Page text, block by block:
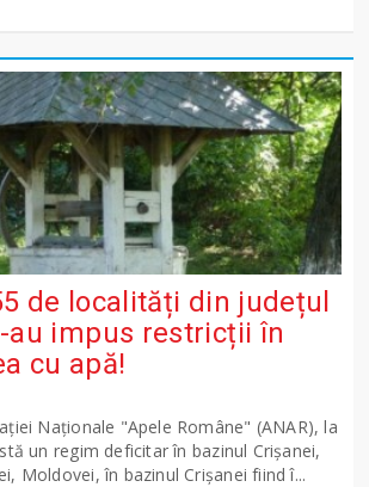
de localități din județul
au impus restricții în
cu apă!
Naţionale "Apele Române" (ANAR), la
un regim deficitar în bazinul Crişanei,
Moldovei, în bazinul Crişanei fiind î...